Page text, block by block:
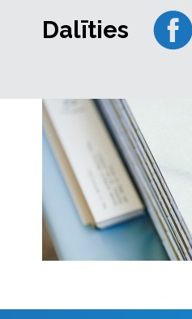
un būvniecības
Pēc konferences
Konferences
Papildu informācija
Pasākuma vietā ir
Kopējais dalībnieku
Dalīties